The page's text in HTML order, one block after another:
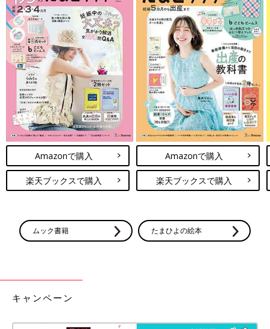
ブルー×ホワイト縛りの爽やかなリンクコーデ
Amazonで購入
楽天ブックスで購入
Amazonで購入
楽天ブックスで購入
ムック書籍 たまひよの絵本
キャンペーン